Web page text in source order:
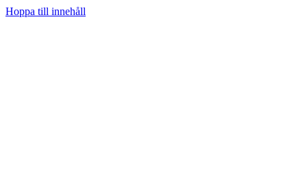
Hoppa till innehåll